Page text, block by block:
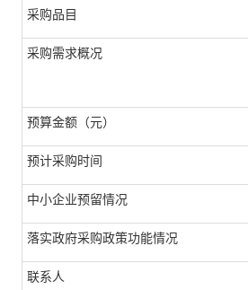
采购品目
采购需求概况
预算金额（元）
预计采购时间
中小企业预留情况
落实政府采购政策功能情况
联系人